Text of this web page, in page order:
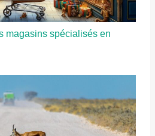
magasins spécialisés en